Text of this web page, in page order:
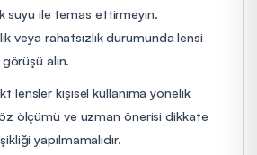
suyu ile temas ettirmeyin.
veya rahatsızlık durumunda lensi
alın.
lensler kişisel kullanıma yönelik
ölçümü ve uzman önerisi dikkate
yapılmamalıdır.